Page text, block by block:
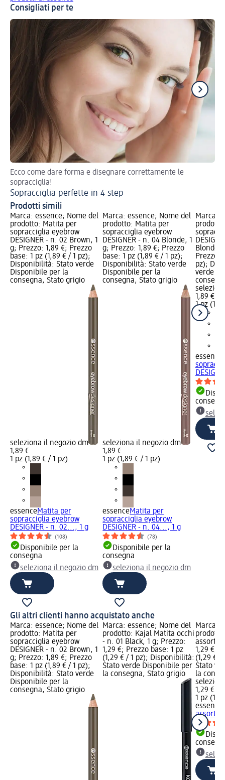
Consigliati per te
Ecco come dare forma e disegnare correttamente le
sopracciglia!
Sopracciglia perfette in 4 step
Prodotti simili
Marca: essence; Nome del
prodotto: Matita per
sopracciglia eyebrow
DESIGNER - n. 02 Brown, 1
g; Prezzo: 1,89 €; Prezzo
base: 1 pz (1,89 € / 1 pz);
Disponibilità: Stato verde
Disponibile per la
consegna, Stato grigio
seleziona il negozio dm
1,89 €
1 pz (1,89 € / 1 pz)
essenceMatita per
sopracciglia eyebrow
DESIGNER - n. 02..., 1 g
(108)
Disponibile per la
consegna
seleziona il negozio dm
Marca: essence; Nome del
prodotto: Matita per
sopracciglia eyebrow
DESIGNER - n. 04 Blonde, 1
g; Prezzo: 1,89 €; Prezzo
base: 1 pz (1,89 € / 1 pz);
Disponibilità: Stato verde
Disponibile per la
consegna, Stato grigio
seleziona il negozio dm
1,89 €
1 pz (1,89 € / 1 pz)
essenceMatita per
sopracciglia eyebrow
DESIGNER - n. 04..., 1 g
(78)
Disponibile per la
consegna
seleziona il negozio dm
Marca:
Blonde,
Prezzo
pz);
verde
1,89 €
1 pz
essence
Gli altri clienti hanno acquistato anche
Marca: essence; Nome del
prodotto: Matita per
sopracciglia eyebrow
DESIGNER - n. 02 Brown, 1
g; Prezzo: 1,89 €; Prezzo
base: 1 pz (1,89 € / 1 pz);
Disponibilità: Stato verde
Disponibile per la
consegna, Stato grigio
Marca: essence; Nome del
prodotto: Kajal Matita occhi
- n. 01 Black, 1 g; Prezzo:
1,29 €; Prezzo base: 1 pz
(1,29 € / 1 pz); Disponibilità:
Stato verde Disponibile per
la consegna, Stato grigio
Marca:
assort.,
1,29 €;
(1,29 € /
Stato
la
1,29 €
1 pz
essence
assort.,